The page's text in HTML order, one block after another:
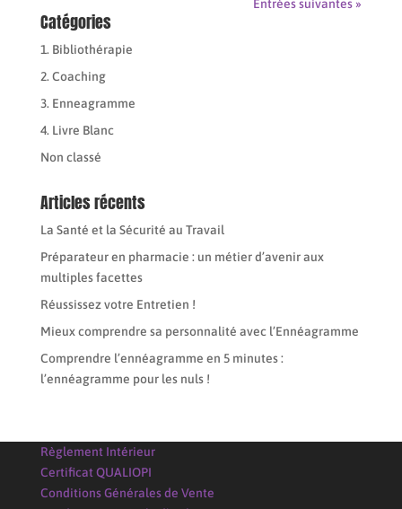
Entrées suivantes »
Catégories
1. Bibliothérapie
2. Coaching
3. Enneagramme
4. Livre Blanc
Non classé
Articles récents
La Santé et la Sécurité au Travail
Préparateur en pharmacie : un métier d’avenir aux
multiples facettes
Réussissez votre Entretien !
Mieux comprendre sa personnalité avec l’Ennéagramme
Comprendre l’ennéagramme en 5 minutes :
l’ennéagramme pour les nuls !
Règlement Intérieur
Certificat QUALIOPI
Conditions Générales de Vente